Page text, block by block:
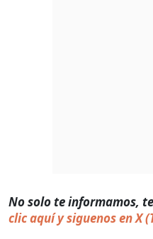
No solo te informamos,
clic aquí y siguenos en X